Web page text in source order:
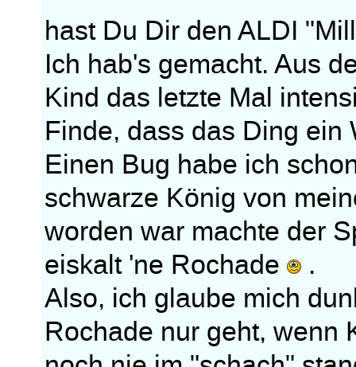
hast Du Dir den ALDI
Ich hab's gemacht. Aus
Kind das letzte Mal
Finde, dass das Ding ein
Einen Bug habe ich
schwarze König von
worden war machte der
eiskalt 'ne Rochade
.
Also, ich glaube mich
Rochade nur geht, wenn